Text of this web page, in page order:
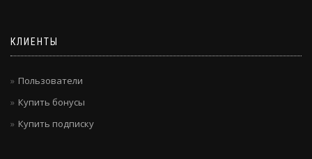
КЛИЕНТЫ
Пользователи
Купить бонусы
Купить подписку